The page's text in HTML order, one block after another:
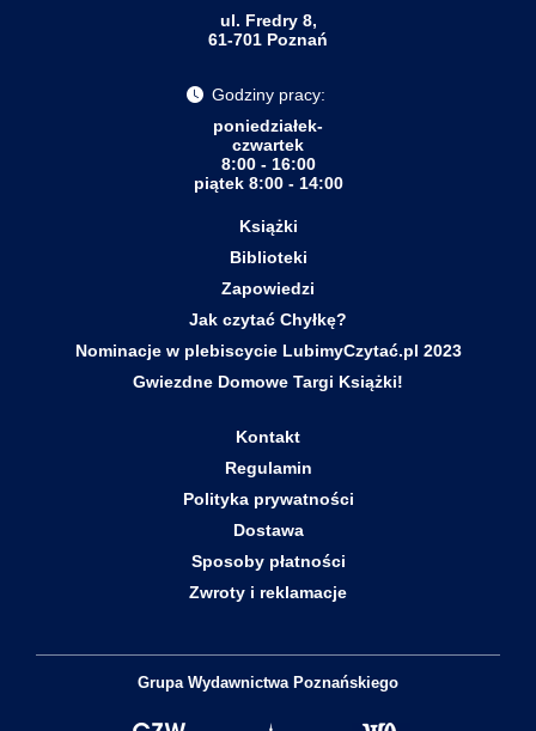
ul. Fredry 8,
61-701 Poznań
Godziny pracy:
poniedziałek-
czwartek
8:00 - 16:00
piątek 8:00 - 14:00
Książki
Biblioteki
Zapowiedzi
Jak czytać Chyłkę?
Nominacje w plebiscycie LubimyCzytać.pl 2023
Gwiezdne Domowe Targi Książki!
Kontakt
Regulamin
Polityka prywatności
Dostawa
Sposoby płatności
Zwroty i reklamacje
Grupa Wydawnictwa Poznańskiego